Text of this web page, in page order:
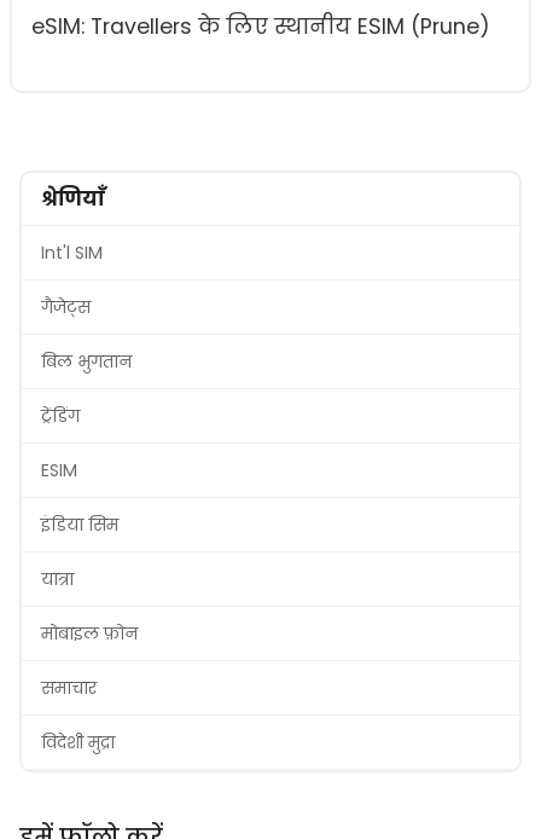
eSIM: Travellers के लिए स्थानीय ESIM (Prune)
श्रेणियाँ
Int'l SIM
गैजेट्स
बिल भुगतान
ट्रेंडिंग
ESIM
इंडिया सिम
यात्रा
मोबाइल फ़ोन
समाचार
विदेशी मुद्रा